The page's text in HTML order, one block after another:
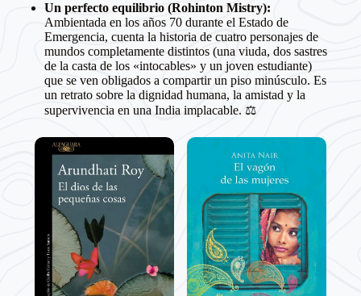
Un perfecto equilibrio (Rohinton Mistry):
Ambientada en los años 70 durante el Estado de
Emergencia, cuenta la historia de cuatro personajes de
mundos completamente distintos (una viuda, dos sastres
de la casta de los «intocables» y un joven estudiante)
que se ven obligados a compartir un piso minúsculo. Es
un retrato sobre la dignidad humana, la amistad y la
supervivencia en una India implacable. ⚖️